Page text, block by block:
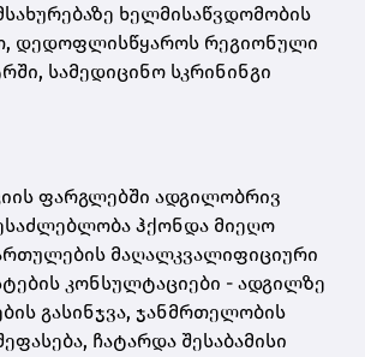
ხელმისაწვდომობის
დედოფლისწყაროს რეგიონული
სამედიცინო სკრინინგი
ფარგლებში ადგილობრივ
ჰქონდა მიეღო
მაღალკვალიფიციური
კონსულტაციები - ადგილზე
გასინჯვა, ჯანმრთელობის
ჩატარდა შესაბამისი